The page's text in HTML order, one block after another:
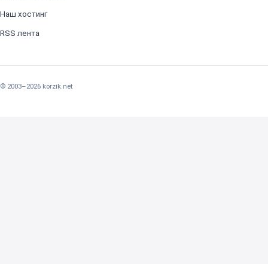
Наш хостинг
RSS лента
© 2003–2026 korzik.net